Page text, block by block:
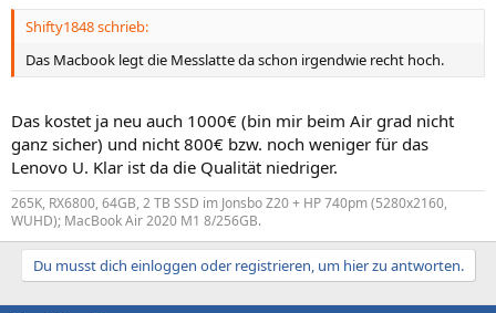
Shifty1848 schrieb:
Das Macbook legt die Messlatte da schon irgendwie recht hoch.
Das kostet ja neu auch 1000€ (bin mir beim Air grad nicht
ganz sicher) und nicht 800€ bzw. noch weniger für das
Lenovo U. Klar ist da die Qualität niedriger.
265K, RX6800, 64GB, 2 TB SSD im Jonsbo Z20 + HP 740pm (5280x2160,
WUHD); MacBook Air 2020 M1 8/256GB.
Du musst dich einloggen oder registrieren, um hier zu antworten.